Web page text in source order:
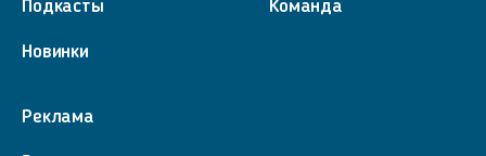
Подкасты
Новинки
Команда
Реклама